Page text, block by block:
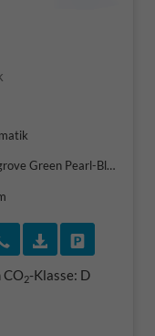
Mangrove Green Pearl-Black Roof
vereinbaren
Wir rufen Sie an
CO2-Klasse: D